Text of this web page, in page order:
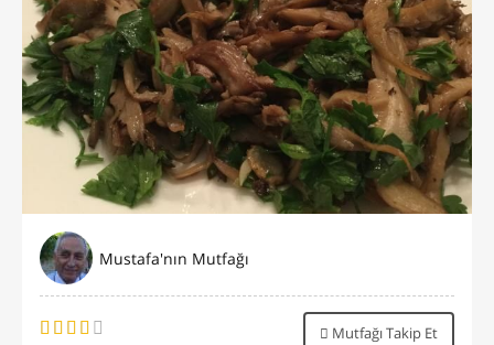
Mustafa'nın Mutfağı
Mutfağı Takip Et